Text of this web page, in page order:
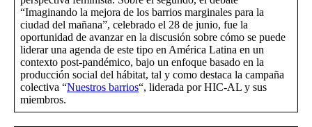
“Imaginando la mejora de los barrios marginales para la
ciudad del mañana”, celebrado el 28 de junio, fue la
oportunidad de avanzar en la discusión sobre cómo se puede
liderar una agenda de este tipo en América Latina en un
contexto post-pandémico, bajo un enfoque basado en la
producción social del hábitat, tal y como destaca la campaña
colectiva “Nuestros barrios“, liderada por HIC-AL y sus
miembros.